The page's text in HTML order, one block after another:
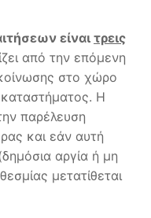
είναι τρεις
από την επόμενη
στο χώρο
Η
παρέλευση
και εάν αυτή
αργία ή μη
μετατίθεται